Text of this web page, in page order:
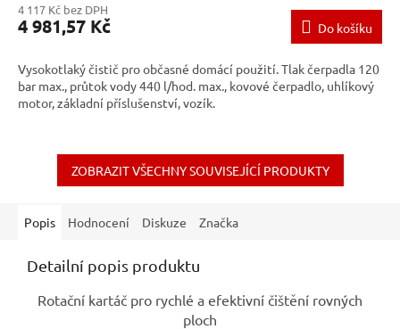
4 117 Kč bez DPH
4 981,57 Kč Do košíku
Vysokotlaký čistič pro občasné domácí použití. Tlak čerpadla 120
bar max., průtok vody 440 l/hod. max., kovové čerpadlo, uhlíkový
motor, základní příslušenství, vozík.
ZOBRAZIT VŠECHNY SOUVISEJÍCÍ PRODUKTY
Popis Hodnocení Diskuze Značka
Detailní popis produktu
Rotační kartáč pro rychlé a efektivní čištění rovných
ploch